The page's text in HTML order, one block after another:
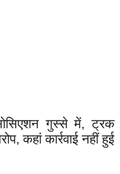
गुस्से में, ट्रक
कहां कार्रवाई नहीं हुई